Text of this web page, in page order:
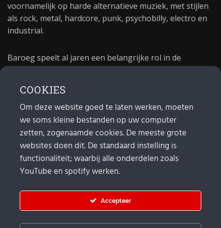
voornamelijk op harde alternatieve muziek, met stijlen
als rock, metal, hardcore, punk, psychobilly, electro en
industrial.
Baroeg speelt al jaren een belangrijke rol in de
poppodium 40 jaar.
MAIL
Algemeen: info@baroeg.nl
Bands & boeking: leon@baroeg.nl
Promotie & publiciteit: francis@baroeg.nl
COOKIES
Om deze website goed te laten werken, moeten
we soms kleine bestanden op uw computer
zetten, zogenaamde cookies. De meeste grote
websites doen dit. De standaard instelling is
functionaliteit; waarbij alle onderdelen zoals
YouTube en spotify werken.
Accepteer